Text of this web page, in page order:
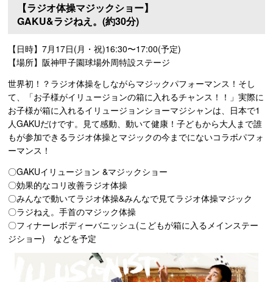
【ラジオ体操マジックショー】
GAKU&ラジねえ。(約30分)
【日時】7月17日(月・祝)16:30〜17:00(予定)
【場所】阪神甲子園球場外周特設ステージ
世界初！？ラジオ体操をしながらマジックパフォーマンス！そし
て、「お子様がイリュージョンの箱に入れるチャンス！！」実際に
お子様が箱に入れるイリュージョンショーマジシャンは、日本で1
人GAKUだけです。見て感動、動いて健康！子どもから大人まで誰
もが参加できるラジオ体操とマジックの今までにないコラボパフォ
ーマンス！
〇GAKUイリュージョン &マジックショー
〇効果的なコリ改善ラジオ体操
〇みんなで動いてラジオ体操&みんなで見てラジオ体操マジック
〇ラジねえ。手首のマジック体操
〇フィナーレボディーバニッシュ(こどもが箱に入るメインステー
ジショー) などを予定